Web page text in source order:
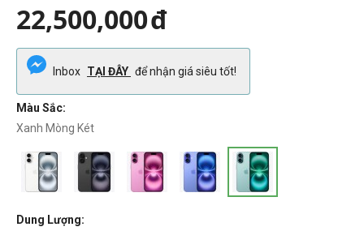
22,500,000đ
Inbox TẠI ĐÂY để nhận giá siêu tốt!
Màu Sắc:
Xanh Mòng Két
Dung Lượng: